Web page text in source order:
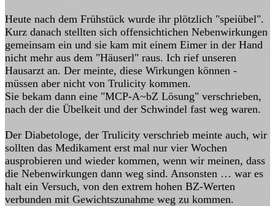
Heute nach dem Frühstück wurde ihr plötzlich "speiübel".
Kurz danach stellten sich offensichtichen Nebenwirkungen
gemeinsam ein und sie kam mit einem Eimer in der Hand
nicht mehr aus dem "Häuserl" raus. Ich rief unseren
Hausarzt an. Der meinte, diese Wirkungen können -
müssen aber nicht von Trulicity kommen.
Sie bekam dann eine "MCP-A~bZ Lösung" verschrieben,
nach der die Übelkeit und der Schwindel fast weg waren.
Der Diabetologe, der Trulicity verschrieb meinte auch, wir
sollten das Medikament erst mal nur vier Wochen
ausprobieren und wieder kommen, wenn wir meinen, dass
die Nebenwirkungen dann weg sind. Ansonsten … war es
halt ein Versuch, von den extrem hohen BZ-Werten
verbunden mit Gewichtszunahme weg zu kommen.